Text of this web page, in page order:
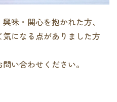
味・関心を抱かれた方、
になる点がありました方
い合わせください。